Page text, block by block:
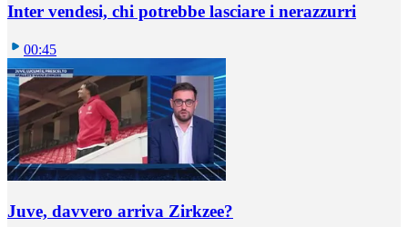
Inter vendesi, chi potrebbe lasciare i nerazzurri
00:45
Juve, davvero arriva Zirkzee?